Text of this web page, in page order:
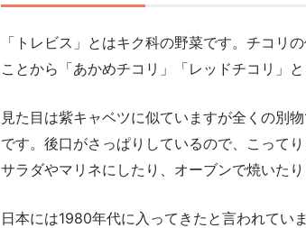
「トレビス」とはキク科の野菜です。チコリ
ことから「あかめチコリ」「レッドチコリ」と
見た目は紫キャベツに似ていますが全くの別
です。後口がさっぱりしているので、こって
サラダやマリネにしたり、オーブンで焼いた
日本には1980年代に入ってきたと言われてい